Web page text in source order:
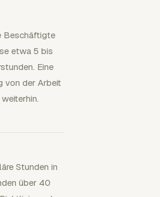
Beschäftigte
etwa 5 bis
Eine
von der Arbeit
Stunden in
über 40